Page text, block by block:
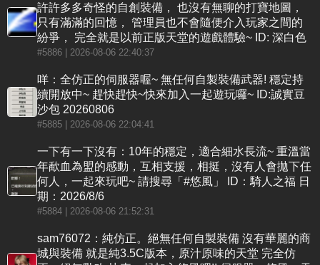
許許多多奇怪的自創裝備， 也沒有無聊的打寶地圖，
只有滿滿的回憶， 管理員也不會隨便介入玩家之間的
紛爭， 完全就是以前正版天堂的遊戲體驗~ ID: 深白色
#5886 | 2026-08-06 22:40:37
咩：全仿正的伺服器喔~ 無任何自製裝備武器! 穩定持
續開放中~ 趕快趕快~快來加入一起遊玩囉~ ID:誠實豆
沙包 20260806
#5885 | 2026-08-06 22:04:41
一下有一下沒有：10年的穩定，適合細水長流~ 重溫當
年歃血為盟的感動，互相支援，相挺，沒有人會拋下任
何人，一起來玩吧~ 請搜尋「#悠風」 ID：騎人之福 日
期：2026/8/6
#5884 | 2026-08-06 21:52:31
sam76072：純仿正。絕無任何自製裝備 沒有華麗的商
城與裝備 就是純3.5C版本，原汁原味的天堂 完全仿